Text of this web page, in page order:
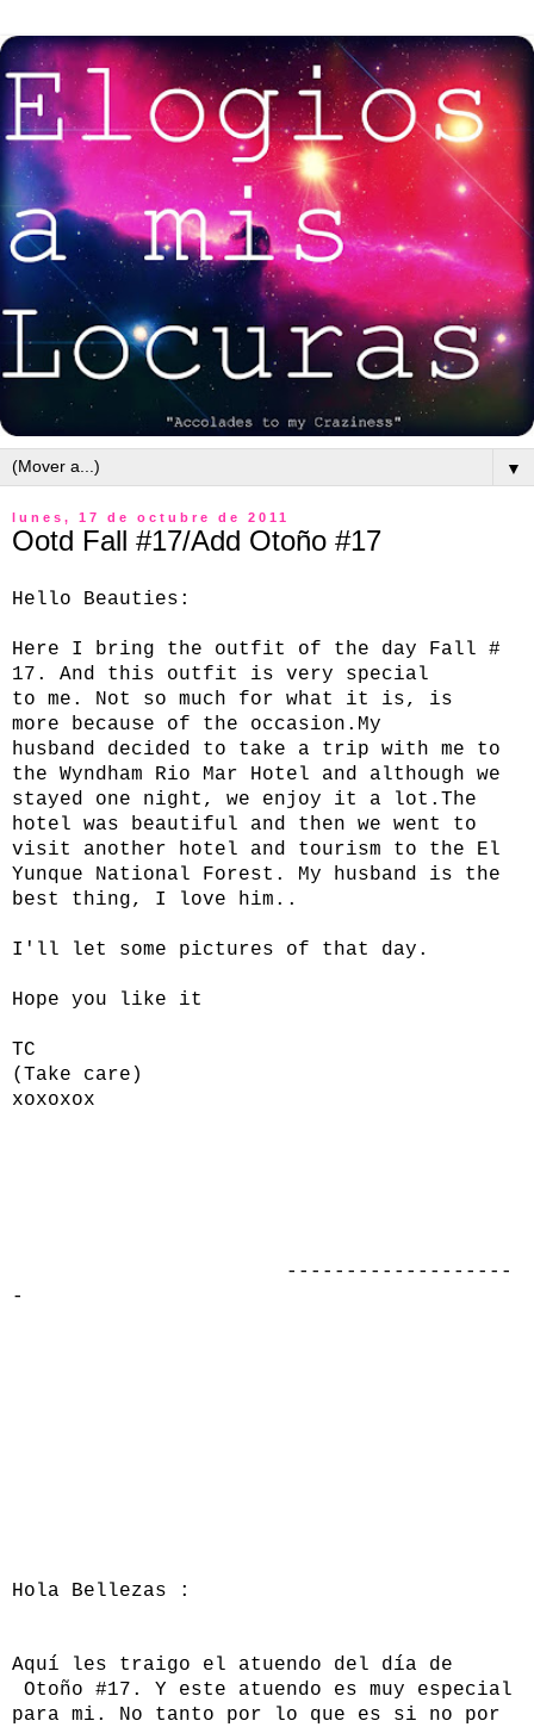
▼
lunes, 17 de octubre de 2011
Ootd Fall #17/Add Otoño #17
Hello Beauties :
Here I bring the outfit of the day Fall
#
17.
And this outfit
is very special
to me. Not so much for
what it is, is
more
because of the occasion. My
husband
decided to take a trip with me
to
the Wyndham
Rio Mar Hotel and although
we
stayed one
night, we enjoy it a lot. The
hotel was
beautiful and then we went
to
visit
another hotel and tourism to the
El
Yunque National Forest . My husband
is the
best
thing, I love him. .
I'll let some pictures of that day.
Hope you like it
TC
( Take care )
xoxoxox
-------------------
-
Hola Bellezas :
Aquí les traigo el atuendo del día de
Otoño #17. Y este atuendo es muy especial
para mi. No tanto por lo que es si no por